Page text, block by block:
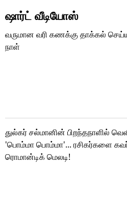
ஷார்ட் வீடியோஸ்
வருமான வரி கணக்கு தாக்கல்
நாள்
துல்கர் சல்மானின் பிறந்தநாளில்
'பொம்மா பொம்மா'... ரசிகர்களை
ரொமான்டிக் மெலடி!